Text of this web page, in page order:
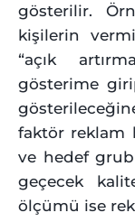
gösterilir.
kişilerin
“açık
gösterime
faktör reklam
ve hedef
geçecek
ölçümü ise